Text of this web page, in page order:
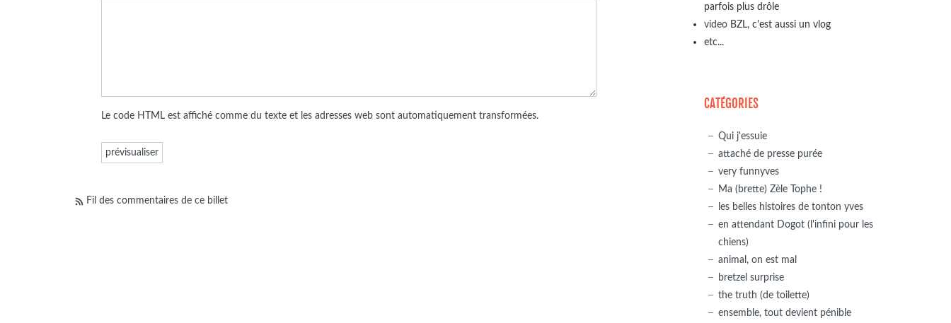
Le code HTML est affiché comme du texte et les adresses web sont automatiquement transformées.
Fil des commentaires de ce billet
parfois plus drôle
video BZL, c'est aussi un vlog
etc...
CATÉGORIES
Qui j'essuie
attaché de presse purée
very funnyves
Ma (brette) Zèle Tophe !
les belles histoires de tonton yves
en attendant Dogot (l'infini pour les
chiens)
animal, on est mal
bretzel surprise
the truth (de toilette)
ensemble, tout devient pénible